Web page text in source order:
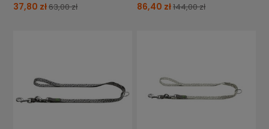
37,80 zł63,00 zł
86,40 zł144,00 zł